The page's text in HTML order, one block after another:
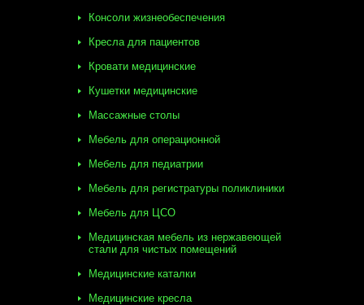
Консоли жизнеобеспечения
Кресла для пациентов
Кровати медицинские
Кушетки медицинские
Массажные столы
Мебель для операционной
Мебель для педиатрии
Мебель для регистратуры поликлиники
Мебель для ЦСО
Медицинская мебель из нержавеющей
стали для чистых помещений
Медицинские каталки
Медицинские кресла